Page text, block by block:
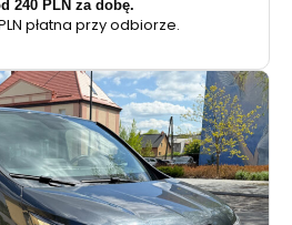
240 PLN za dobę.
płatna przy odbiorze.